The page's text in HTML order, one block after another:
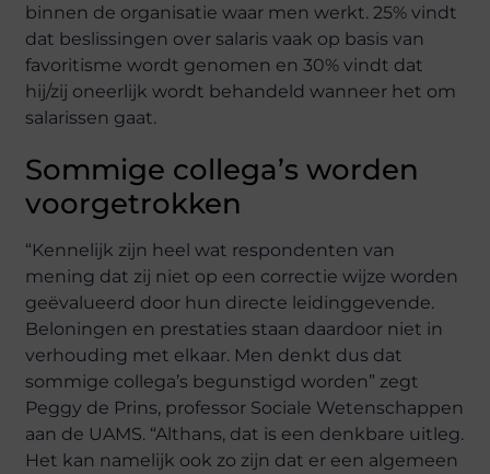
binnen de organisatie waar men werkt. 25% vindt
dat beslissingen over salaris vaak op basis van
favoritisme wordt genomen en 30% vindt dat
hij/zij oneerlijk wordt behandeld wanneer het om
salarissen gaat.
Sommige collega’s worden
voorgetrokken
“Kennelijk zijn heel wat respondenten van
mening dat zij niet op een correctie wijze worden
geëvalueerd door hun directe leidinggevende.
Beloningen en prestaties staan daardoor niet in
verhouding met elkaar. Men denkt dus dat
sommige collega’s begunstigd worden” zegt
Peggy de Prins, professor Sociale Wetenschappen
aan de UAMS. “Althans, dat is een denkbare uitleg.
Het kan namelijk ook zo zijn dat er een algemeen